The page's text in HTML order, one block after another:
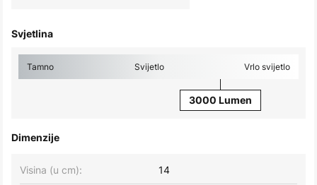
Svjetlina
Tamno Svijetlo Vrlo svijetlo
3000 Lumen
Dimenzije
Visina (u cm):
14